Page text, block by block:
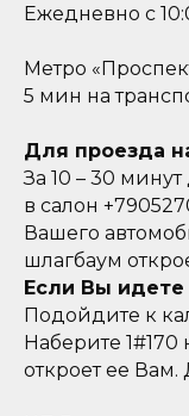
Ежедневно с
Метро
5 мин на
Для проезда
За 10 – 30
в салон
Вашего
шлагбаум
Если Вы
Подойдите к
Наберите
откроет ее